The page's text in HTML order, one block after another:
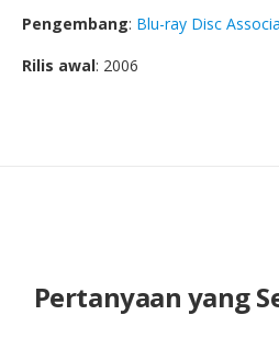
Pengembang: Blu-ray Disc
Rilis awal: 2006
Pertanyaan yang